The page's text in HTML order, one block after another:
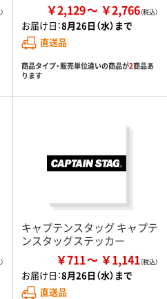
￥2,129 ￥2,766
お届け日：8月26日（水）まで
直送品
商品タイプ・販売単位違いの商品が2商品あ
ります
キャプテンスタッグ キャプテ
ンスタッグステッカー
￥711 ￥1,141
お届け日：8月26日（水）まで
直送品